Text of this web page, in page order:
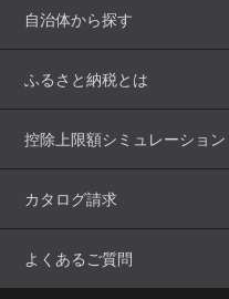
自治体から探す
ふるさと納税とは
控除上限額シミュレーション
カタログ請求
よくあるご質問